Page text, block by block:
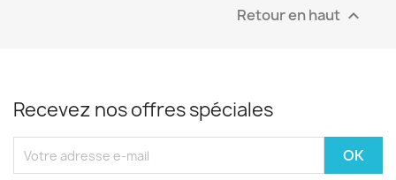
Retour en haut 
Recevez nos offres spéciales